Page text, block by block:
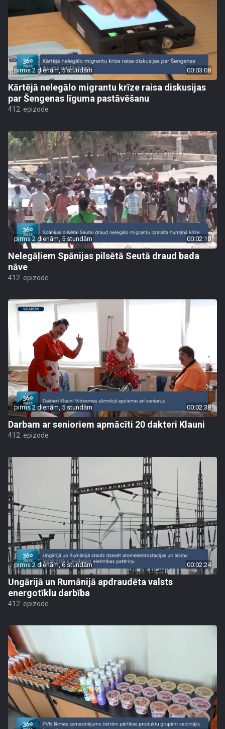
pirms 2 dienām, 5 stundām 00:03:08
Kārtējā nelegālo migrantu krīze raisa diskusijas
par Šengenas līguma pastāvēšanu
412. epizode
pirms 2 dienām, 5 stundām 00:02:10
Nelegāļiem Spānijas pilsētā Seutā draud bada
nāve
412. epizode
pirms 2 dienām, 5 stundām 00:02:38
Darbam ar senioriem apmācīti 20 dakteri Klauni
412. epizode
pirms 2 dienām, 6 stundām 00:02:24
Ungārijā un Rumānijā apdraudēta valsts
energotīklu darbība
412. epizode